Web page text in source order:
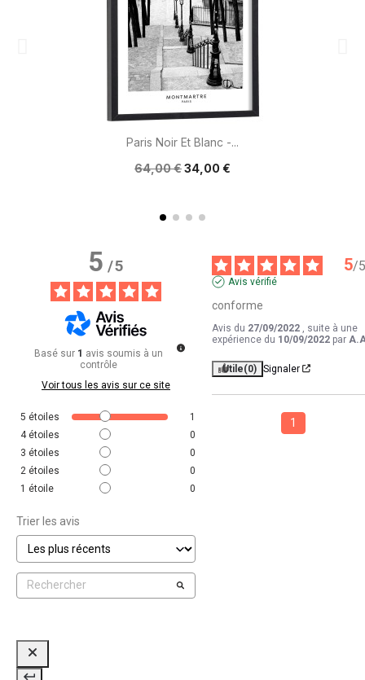
Paris Noir Et Blanc -...
64,00 €34,00 €
5/5
Basé sur 1 avis soumis à un
contrôle
Voir tous les avis sur ce site
5 étoiles
1
4 étoiles
0
3 étoiles
0
2 étoiles
0
1 étoile 0
Trier les avis
5/5
Avis vérifié
conforme
Avis du 27/09/2022
, suite à une
expérience du 10/09/2022 par
Utile(0) Signaler
1